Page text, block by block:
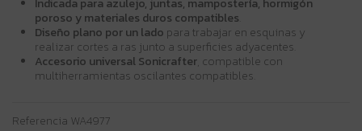
Indicada para azulejo, juntas, mampostería, hormigón
poroso y materiales duros compatibles
Diseño plano por un lado para trabajar en esquinas y
realizar cortes a ras junto a superficies adyacentes.
Accesorio universal Sonicrafter, compatible con
multiherramientas oscilantes compatibles.
Referencia WA4977